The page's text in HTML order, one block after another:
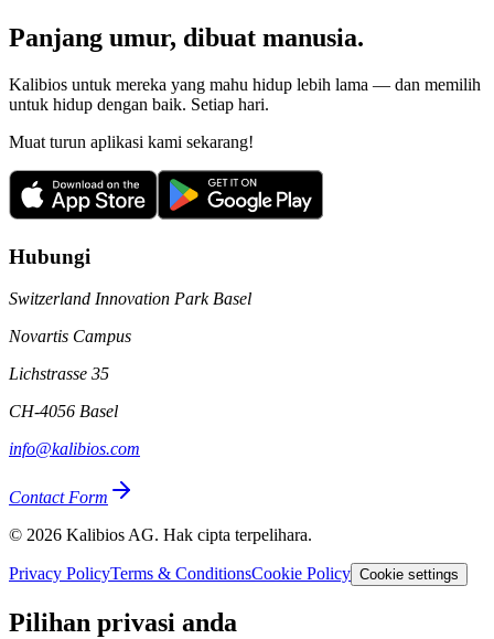
Panjang umur, dibuat manusia.
Kalibios untuk mereka yang mahu hidup lebih lama — dan memilih
untuk hidup dengan baik. Setiap hari.
Muat turun aplikasi kami sekarang!
Hubungi
Switzerland Innovation Park Basel
Novartis Campus
Lichstrasse 35
CH-4056 Basel
info@kalibios.com
Contact Form
© 2026 Kalibios AG. Hak cipta terpelihara.
Privacy PolicyTerms & ConditionsCookie Policy Cookie settings
Pilihan privasi anda